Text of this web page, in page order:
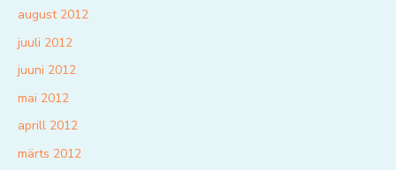
august 2012
juuli 2012
juuni 2012
mai 2012
aprill 2012
märts 2012